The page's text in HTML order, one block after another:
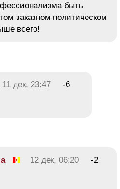
быть
заказном политическом
всего!
11 дек, 23:47 -6
12 дек, 06:20 -2